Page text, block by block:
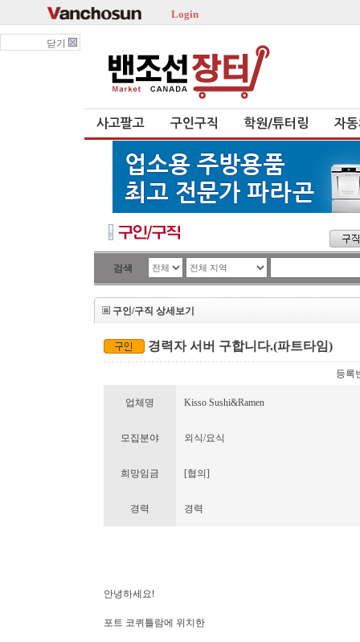
Login
닫기
사고팔고 구인구직 학원/튜터링 자
검색
구인/구직 상세보기
경력자 서버 구합니다.(파트타임)
등록
업체명 Kisso Sushi&Ramen
모집분야 외식/요식
희망임금 [협의]
경력 경력
안녕하세요!
포트 코퀴틀람에 위치한